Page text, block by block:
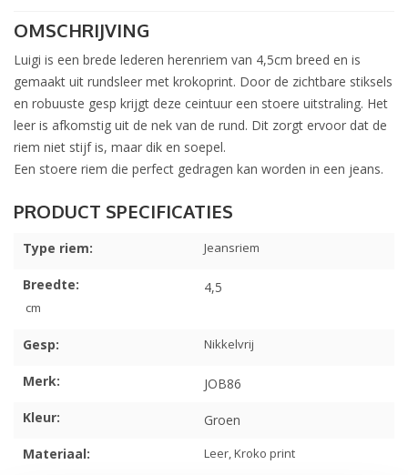
OMSCHRIJVING
Luigi is een brede lederen herenriem van 4,5cm breed en is
gemaakt uit rundsleer met krokoprint. Door de zichtbare stiksels
en robuuste gesp krijgt deze ceintuur een stoere uitstraling. Het
leer is afkomstig uit de nek van de rund. Dit zorgt ervoor dat de
riem niet stijf is, maar dik en soepel.
Een stoere riem die perfect gedragen kan worden in een jeans.
Type riem: Jeansriem
Breedte: 4,5
cm
Gesp: Nikkelvrij
Merk:
JOB86
Kleur:
Groen
Materiaal:
Leer, Kroko print